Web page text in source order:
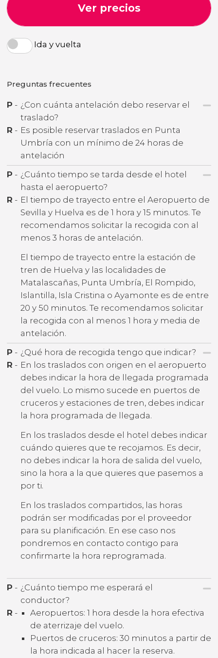
Ver precios
Ida y vuelta
Preguntas frecuentes
P - ¿Con cuánta antelación debo reservar el
traslado?
R - Es posible reservar traslados en Punta
Umbría con un mínimo de 24 horas de
antelación
P - ¿Cuánto tiempo se tarda desde el hotel
hasta el aeropuerto?
R - El tiempo de trayecto entre el Aeropuerto de
Sevilla y Huelva es de 1 hora y 15 minutos. Te
recomendamos solicitar la recogida con al
menos 3 horas de antelación.
El tiempo de trayecto entre la estación de
tren de Huelva y las localidades de
Matalascañas, Punta Umbría, El Rompido,
Islantilla, Isla Cristina o Ayamonte es de entre
20 y 50 minutos. Te recomendamos solicitar
la recogida con al menos 1 hora y media de
antelación.
P - ¿Qué hora de recogida tengo que indicar?
R - En los traslados con origen en el aeropuerto
debes indicar la hora de llegada programada
del vuelo. Lo mismo sucede en puertos de
cruceros y estaciones de tren, debes indicar
la hora programada de llegada.
En los traslados desde el hotel debes indicar
cuándo quieres que te recojamos. Es decir,
no debes indicar la hora de salida del vuelo,
sino la hora a la que quieres que pasemos a
por ti.
En los traslados compartidos, las horas
podrán ser modificadas por el proveedor
para su planificación. En ese caso nos
pondremos en contacto contigo para
confirmarte la hora reprogramada.
P - ¿Cuánto tiempo me esperará el
conductor?
R -
Aeropuertos: 1 hora desde la hora efectiva
de aterrizaje del vuelo.
Puertos de cruceros: 30 minutos a partir de
la hora indicada al hacer la reserva.